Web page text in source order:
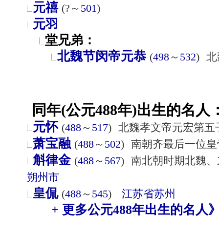
元禧 (?～ 501)
元羽
堂兄弟：
北魏节闵帝元恭 (498～ 532)
同年(公元488年)出生的名人
元怀 (488～ 517) 北魏孝文帝元宏第五
萧宝融 (488～ 502) 南朝齐最后一位
斛律金 (488～ 567) 南北朝时期北魏
朔州市
皇侃 (488～ 545) 江苏省苏州
+ 更多公元488年出生的名人